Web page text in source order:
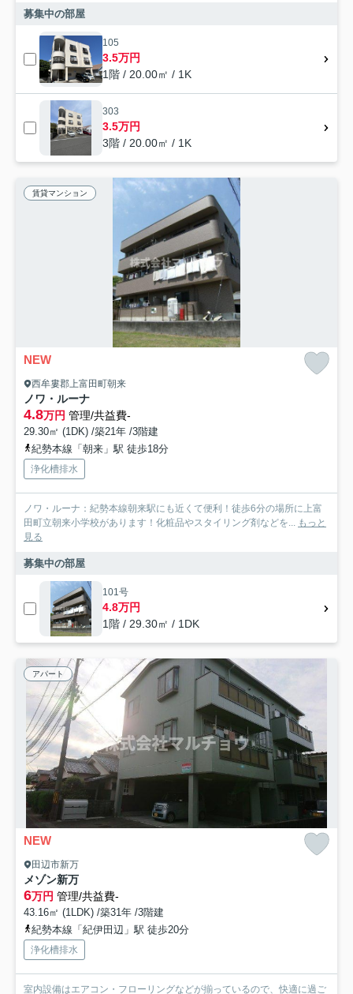
募集中の部屋
105
3.5万円
1階 / 20.00㎡ / 1K
303
3.5万円
3階 / 20.00㎡ / 1K
賃貸マンション
NEW
西牟婁郡上富田町朝来
ノワ・ルーナ
4.8万円 管理/共益費-
29.30㎡ (1DK) /築21年 /3階建
紀勢本線「朝来」駅 徒歩18分
浄化槽排水
ノワ・ルーナ：紀勢本線朝来駅にも近くて便利！徒歩6分の場所に上富
田町立朝来小学校があります！化粧品やスタイリング剤などを... もっと
見る
募集中の部屋
101号
4.8万円
1階 / 29.30㎡ / 1DK
アパート
NEW
田辺市新万
メゾン新万
6万円 管理/共益費-
43.16㎡ (1LDK) /築31年 /3階建
紀勢本線「紀伊田辺」駅 徒歩20分
浄化槽排水
室内設備はエアコン・フローリングなどが揃っているので、快適に過ご